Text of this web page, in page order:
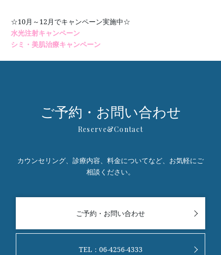
☆10月～12月でキャンペーン実施中☆
水光注射キャンペーン
シミ・美肌治療キャンペーン
ご予約・お問い合わせ
カウンセリング、診療内容、料金についてなど、お気軽にご
相談ください。
ご予約・お問い合わせ
TEL：06-4256-4333